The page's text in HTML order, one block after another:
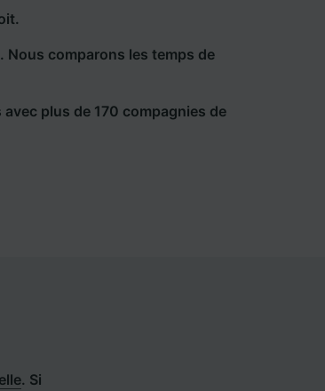
Nous comparons les temps de
plus de 170 compagnies de
. Si